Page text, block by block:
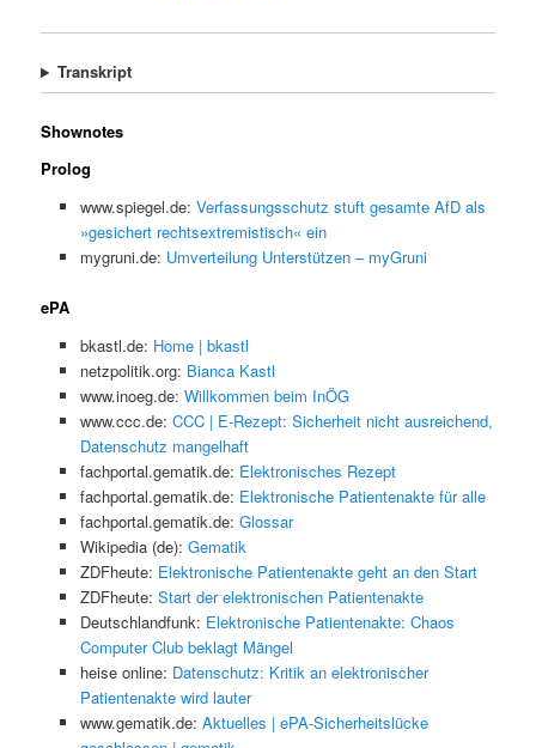
Transkript
Shownotes
Prolog
www.spiegel.de: Verfassungsschutz stuft gesamte AfD als
»gesichert rechtsextremistisch« ein
mygruni.de: Umverteilung Unterstützen – myGruni
ePA
bkastl.de: Home | bkastl
netzpolitik.org: Bianca Kastl
www.inoeg.de: Willkommen beim InÖG
www.ccc.de: CCC | E-Rezept: Sicherheit nicht ausreichend,
Datenschutz mangelhaft
fachportal.gematik.de: Elektronisches Rezept
fachportal.gematik.de: Elektronische Patientenakte für alle
fachportal.gematik.de: Glossar
Wikipedia (de): Gematik
ZDFheute: Elektronische Patientenakte geht an den Start
ZDFheute: Start der elektronischen Patientenakte
Deutschlandfunk: Elektronische Patientenakte: Chaos
Computer Club beklagt Mängel
heise online: Datenschutz: Kritik an elektronischer
Patientenakte wird lauter
www.gematik.de: Aktuelles | ePA-Sicherheitslücke